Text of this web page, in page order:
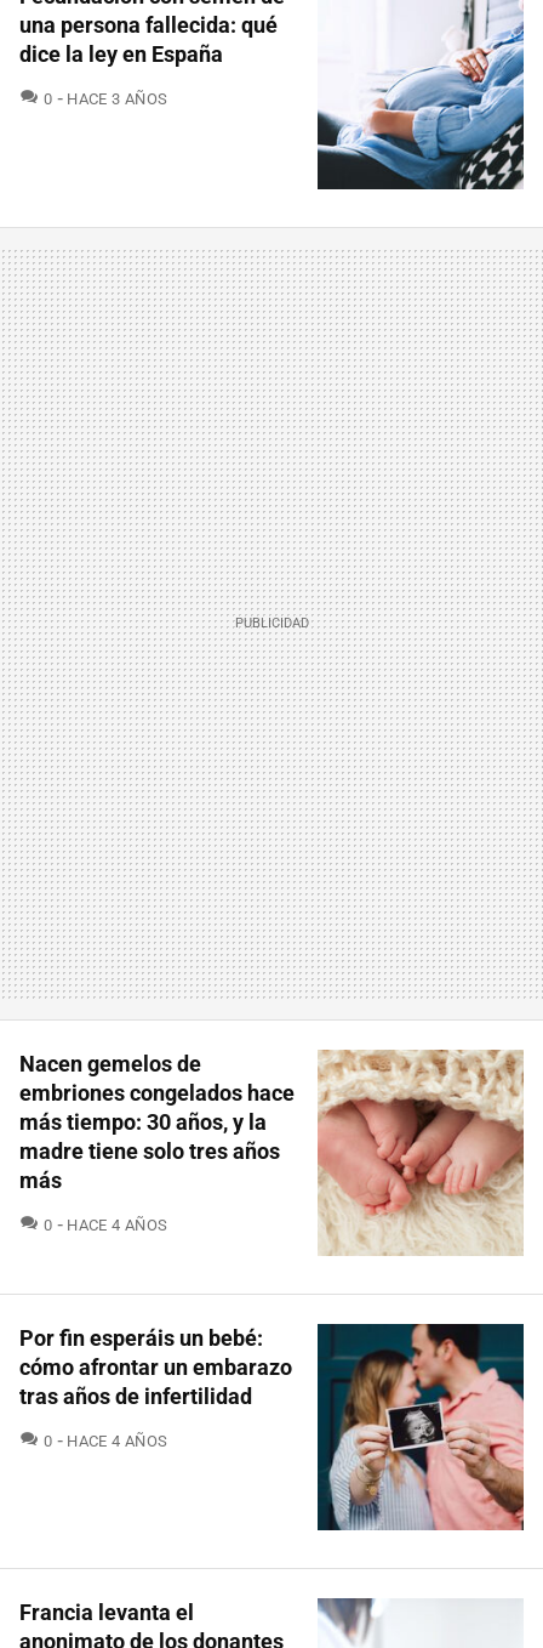
una persona fallecida: qué
dice la ley en España
0 COMENTARIOS
HACE 3 AÑOS
Nacen gemelos de
embriones congelados hace
más tiempo: 30 años, y la
madre tiene solo tres años
más
0 COMENTARIOS
HACE 4 AÑOS
Por fin esperáis un bebé:
cómo afrontar un embarazo
tras años de infertilidad
0 COMENTARIOS
HACE 4 AÑOS
Francia levanta el
anonimato de los donantes